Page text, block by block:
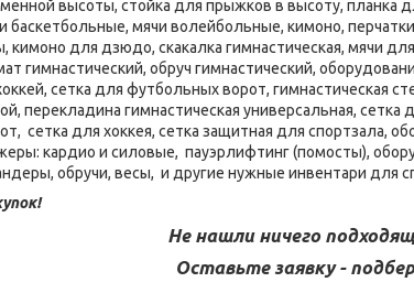
высоты, стойка для прыжков в высоту, планка
баскетбольные, мячи волейбольные, кимоно,
кимоно для дзюдо, скакалка гимнастическая, мячи
гимнастический, обруч гимнастический,
сетка для футбольных ворот, гимнастическая
перекладина гимнастическая универсальная,
сетка для хоккея, сетка защитная для спортзала,
кардио и силовые, пауэрлифтинг (помосты),
обручи, весы, и другие нужные инвентари для
Не нашли ничего
Оставьте заявку -